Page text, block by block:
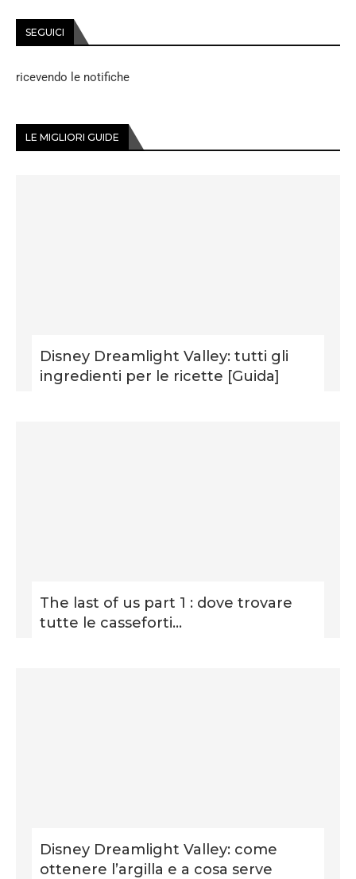
SEGUICI
ricevendo le notifiche
LE MIGLIORI GUIDE
Disney Dreamlight Valley: tutti gli
ingredienti per le ricette [Guida]
The last of us part 1 : dove trovare
tutte le casseforti...
Disney Dreamlight Valley: come
ottenere l’argilla e a cosa serve